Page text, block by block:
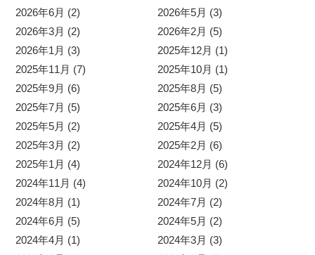
2026年6月 (2)
2026年5月 (3)
2026年3月 (2)
2026年2月 (5)
2026年1月 (3)
2025年12月 (1)
2025年11月 (7)
2025年10月 (1)
2025年9月 (6)
2025年8月 (5)
2025年7月 (5)
2025年6月 (3)
2025年5月 (2)
2025年4月 (5)
2025年3月 (2)
2025年2月 (6)
2025年1月 (4)
2024年12月 (6)
2024年11月 (4)
2024年10月 (2)
2024年8月 (1)
2024年7月 (2)
2024年6月 (5)
2024年5月 (2)
2024年4月 (1)
2024年3月 (3)